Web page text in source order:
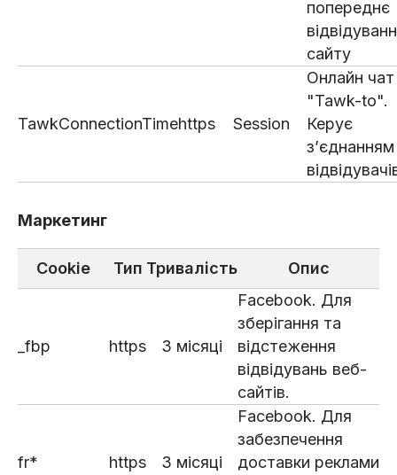
попереднє
сайту
TawkConnectionTimehttps Session
Онлайн чат
"Tawk-to".
Керує
з’єднанням
Маркетинг
Cookie Тип Тривалість Опис
_fbp https 3 місяці
Facebook. Для
зберігання та
відстеження
відвідувань веб-
сайтів.
fr* https 3 місяці
Facebook. Для
забезпечення
доставки реклами